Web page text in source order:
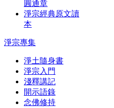
圓通章
淨宗經典原文讀
本
淨宗專集
淨土隨身書
淨宗入門
淺釋講記
開示語錄
念佛修持